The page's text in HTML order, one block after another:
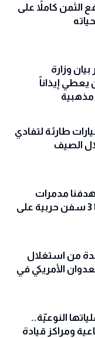
الثمن كاملاً على
بيان وزارة
يعطي إيذاناً
طارئة لتفادي
الصيف
مدمرات
أميركية في هرمز وأجبرنا 3 سفن حربية على
من استغلال
الأمريكي في
النوعيّة..
ومراكز قيادة